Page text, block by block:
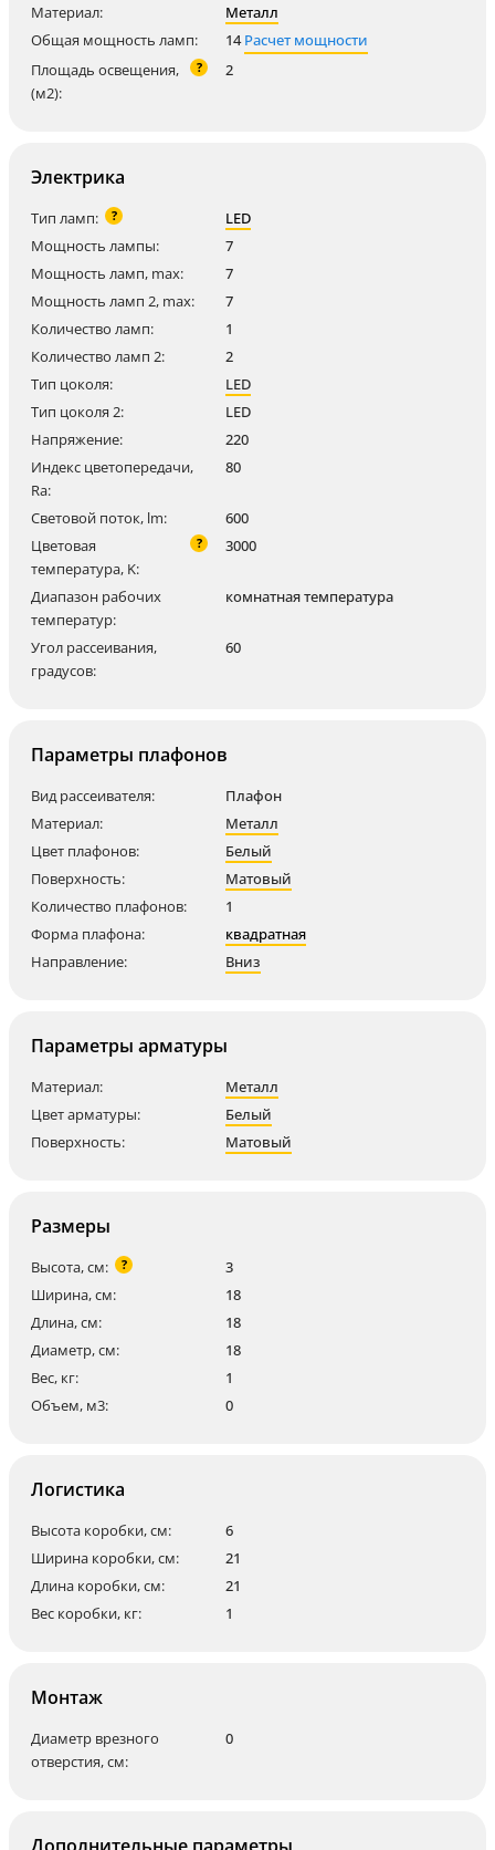
Материал:
Металл
Общая мощность ламп:
14Расчет мощности
Площадь освещения,
(м2):
? 2
Электрика
Тип ламп: ?
LED
Мощность лампы:
7
Мощность ламп, max:
7
Мощность ламп 2, max:
7
Количество ламп:
1
Количество ламп 2:
2
Тип цоколя:
LED
Тип цоколя 2:
LED
Напряжение:
220
Индекс цветопередачи,
Ra:
80
Световой поток, lm:
600
Цветовая
температура, K:
? 3000
Диапазон рабочих
температур:
комнатная температура
Угол рассеивания,
градусов:
60
Параметры плафонов
Вид рассеивателя:
Плафон
Материал:
Металл
Цвет плафонов:
Белый
Поверхность:
Матовый
Количество плафонов:
1
Форма плафона:
квадратная
Направление:
Вниз
Параметры арматуры
Материал:
Металл
Цвет арматуры:
Белый
Поверхность:
Матовый
Размеры
Высота, см: ?
3
Ширина, см:
18
Длина, см:
18
Диаметр, см:
18
Вес, кг:
1
Объем, м3:
0
Логистика
Высота коробки, см:
6
Ширина коробки, см:
21
Длина коробки, см:
21
Вес коробки, кг:
1
Монтаж
Диаметр врезного
отверстия, см:
0